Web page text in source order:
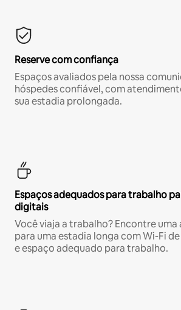
Reserve com confiança
Espaços avaliados pela nossa
hóspedes confiável, com
sua estadia prolongada.
Espaços adequados para trabalho
digitais
Você viaja a trabalho? Encontre
para uma estadia longa com Wi-Fi
e espaço adequado para trabalho.